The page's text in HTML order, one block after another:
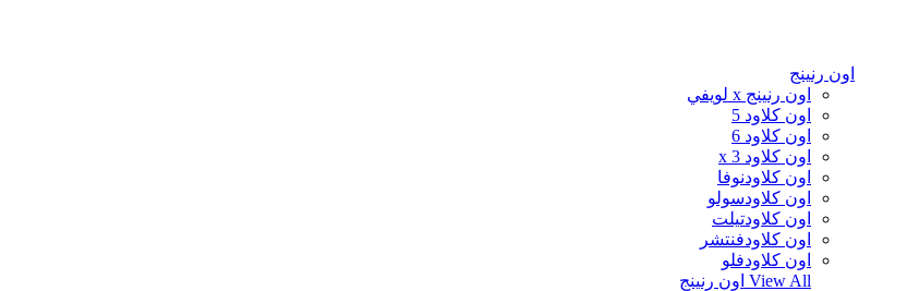
اون رنينج
اون رنينج x لويفي
اون كلاود 5
اون كلاود 6
اون كلاود x 3
اون كلاودنوفا
اون كلاودسولو
اون كلاودتيلت
اون كلاودفنتشر
اون كلاودفلو
View All اون رنينج